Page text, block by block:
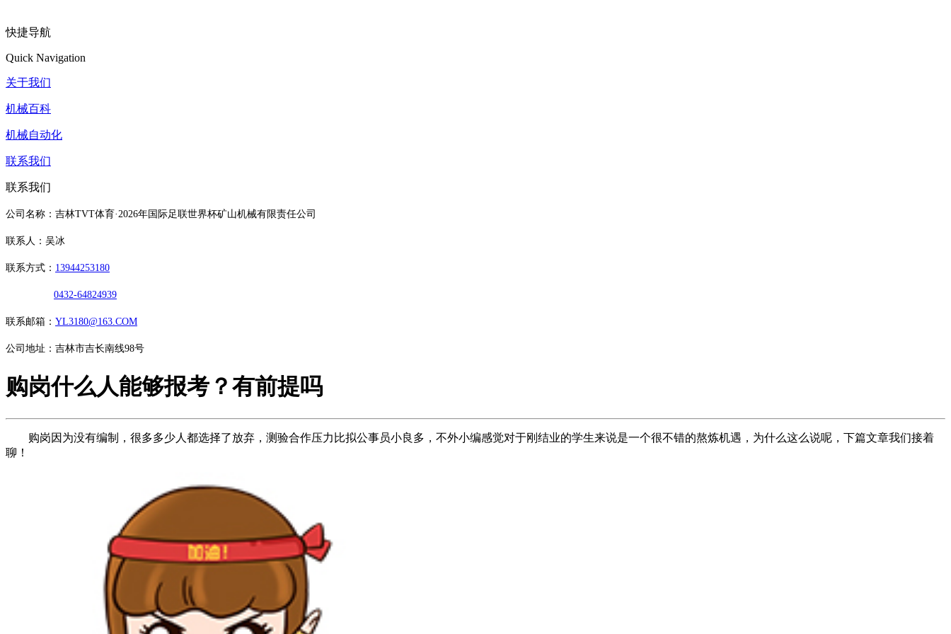
快捷导航
Quick Navigation
关于我们
机械百科
机械自动化
联系我们
联系我们
公司名称：吉林TVT体育·2026年国际足联世界杯矿山机械有限责任公司
联系人：吴冰
联系方式： 13944253180
0432-64824939
联系邮箱： YL3180@163.COM
公司地址：吉林市吉长南线98号
购岗什么人能够报考？有前提吗
购岗因为没有编制，很多多少人都选择了放弃，测验合作压力比拟公事员小良多，不外小编感觉对于刚结业的学生来说是一个很不错的熬炼机遇，为什么这么说呢，下篇文章我们接着
聊！